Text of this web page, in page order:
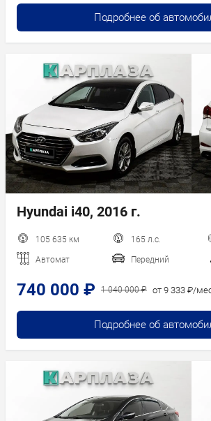
Подробнее об
Hyundai i40, 2016 г.
105 635 км 165 л.с.
Автомат Передний
740 000 ₽ 1 040 000 ₽ от 9 333 ₽/
Подробнее об